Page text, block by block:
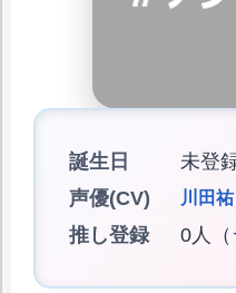
誕生日
未登
声優(CV)
川田祐
推し登録 0人（